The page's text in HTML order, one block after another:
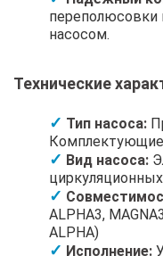
переполюсовки
насосом.
Технические
Тип насоса:
Комплектующие
Вид насоса:
ALPHA3,
ALPHA)
Исполнение: